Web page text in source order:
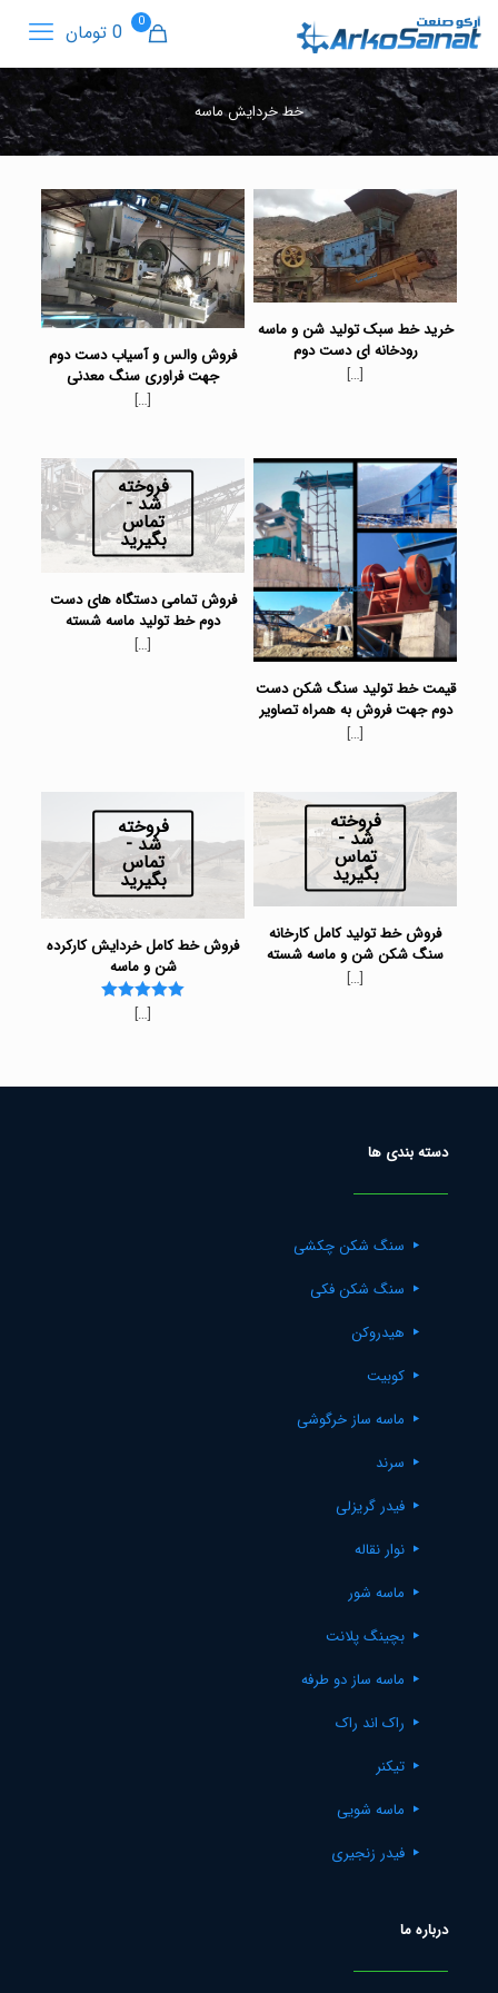
0 0 تومان
خط خردایش ماسه
خرید خط سبک تولید شن و ماسه
رودخانه ای دست دوم
[…]
فروش والس و آسیاب دست دوم
جهت فراوری سنگ معدنی
[…]
قیمت خط تولید سنگ شکن دست
دوم جهت فروش به همراه تصاویر
[…]
فروخته
شد -
تماس
بگیرید
فروش تمامی دستگاه های دست
دوم خط تولید ماسه شسته
[…]
فروخته
شد -
تماس
بگیرید
فروش خط تولید کامل کارخانه
سنگ شکن شن و ماسه شسته
[…]
فروخته
شد -
تماس
بگیرید
فروش خط کامل خردایش کارکرده
شن و ماسه
Rated
[…]
دسته بندی ها
سنگ شکن چکشی
سنگ شکن فکی
هیدروکن
کوبیت
ماسه ساز خرگوشی
سرند
فیدر گریزلی
نوار نقاله
ماسه شور
بچینگ پلانت
ماسه ساز دو طرفه
راک اند راک
تیکنر
ماسه شویی
فیدر زنجیری
درباره ما